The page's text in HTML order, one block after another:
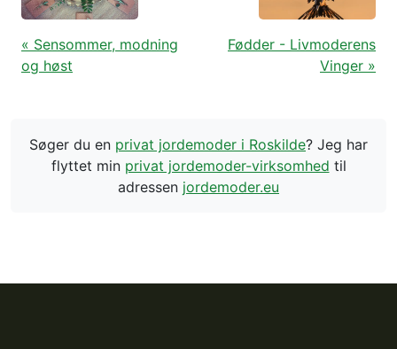
« Sensommer, modning
og høst
Fødder - Livmoderens
Vinger »
Søger du en privat jordemoder i Roskilde? Jeg har
flyttet min privat jordemoder-virksomhed til
adressen jordemoder.eu